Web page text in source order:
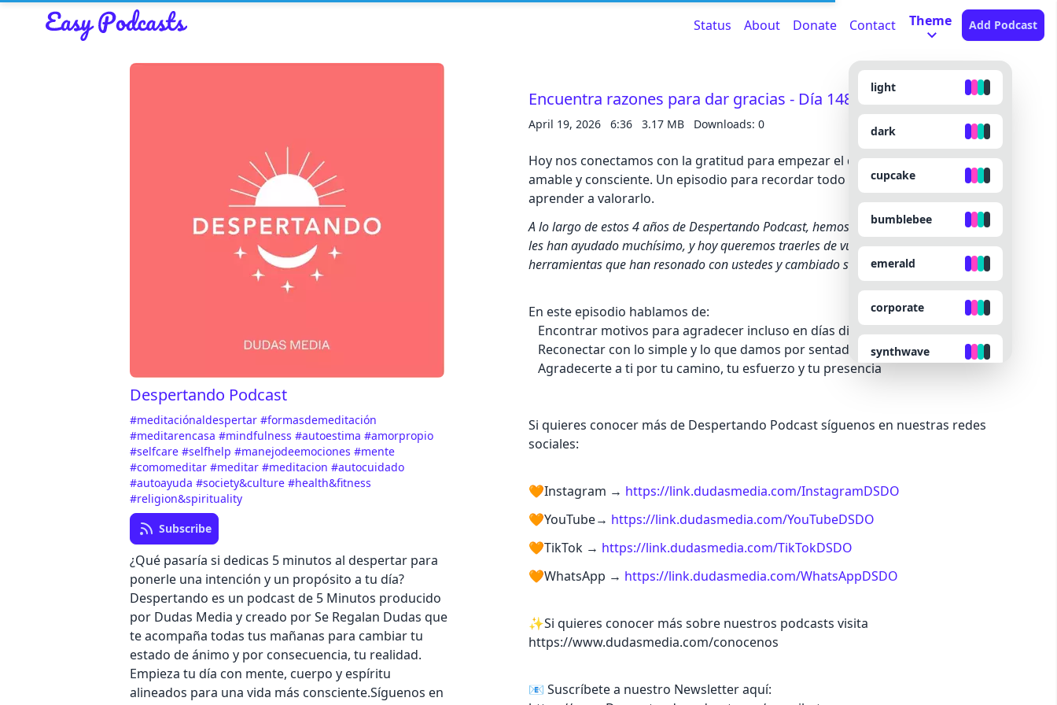
here
Cancel Save
Status About Donate Contact Theme
light
dark
cupcake
bumblebee
emerald
corporate
synthwave
valentine
halloween
garden
Add Podcast
Despertando Podcast
#meditaciónaldespertar#formasdemeditación
#meditarencasa#mindfulness#autoestima#amorpropio
#selfcare#selfhelp#manejodeemociones#mente
#comomeditar#meditar#meditacion#autocuidado
#autoayuda#society&culture#health&fitness
#religion&spirituality
Subscribe
¿Qué pasaría si dedicas 5 minutos al despertar para
ponerle una intención y un propósito a tu día?
Despertando es un podcast de 5 Minutos producido
por Dudas Media y creado por Se Regalan Dudas que
te acompaña todas tus mañanas para cambiar tu
estado de ánimo y por consecuencia, tu realidad.
Empieza tu día con mente, cuerpo y espíritu
alineados para una vida más consciente.Síguenos en
Encuentra razones para dar gracias - Día 148 Año 5
April 19, 2026 6:36 3.17 MB Downloads: 0
Hoy nos conectamos con la gratitud para empezar el día desde un lugar más
amable y consciente. Un episodio para recordar todo lo que sí está en tu vida y
aprender a valorarlo.
A lo largo de estos 4 años de Despertando Podcast, hemos compartido episodios que
les han ayudado muchísimo, y hoy queremos traerles de vuelta todas esas
herramientas que han resonado con ustedes y cambiado sus mañanas
En este episodio hablamos de:
Encontrar motivos para agradecer incluso en días difíciles
Reconectar con lo simple y lo que damos por sentado
Agradecerte a ti por tu camino, tu esfuerzo y tu presencia
Si quieres conocer más de Despertando Podcast síguenos en nuestras redes
sociales:
🧡Instagram → https://link.dudasmedia.com/InstagramDSDO
🧡YouTube→ https://link.dudasmedia.com/YouTubeDSDO
🧡TikTok → https://link.dudasmedia.com/TikTokDSDO
🧡WhatsApp → https://link.dudasmedia.com/WhatsAppDSDO
✨Si quieres conocer más sobre nuestros podcasts visita
https://www.dudasmedia.com/conocenos
📧 Suscríbete a nuestro Newsletter aquí: